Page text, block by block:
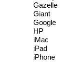
Gazelle
Giant
Google
HP
iMac
iPad
iPhone